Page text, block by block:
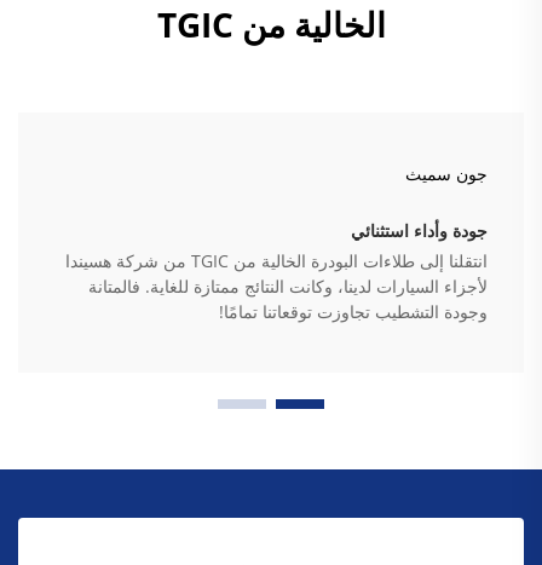
الخالية من TGIC
جون سميث
جودة وأداء استثنائي
انتقلنا إلى طلاءات البودرة الخالية من TGIC من شركة هسيندا
لأجزاء السيارات لدينا، وكانت النتائج ممتازة للغاية. فالمتانة
وجودة التشطيب تجاوزت توقعاتنا تمامًا!